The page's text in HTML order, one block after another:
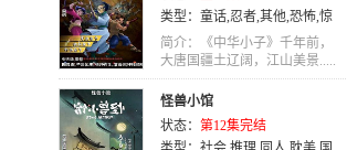
类型： 童话,忍者,其他,恐怖,惊
悚,LOLI ,神话,运动,少年,亲
情,TV版,奇幻 国语 ,武侠,动画
简介：《中华小子》千年前，
大唐国疆土辽阔，江山美景.....
怪兽小馆
状态： 第12集完结